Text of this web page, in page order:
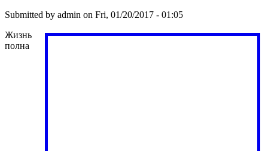
Submitted by admin on Fri, 01/20/2017 - 01:05
Жизнь
полна